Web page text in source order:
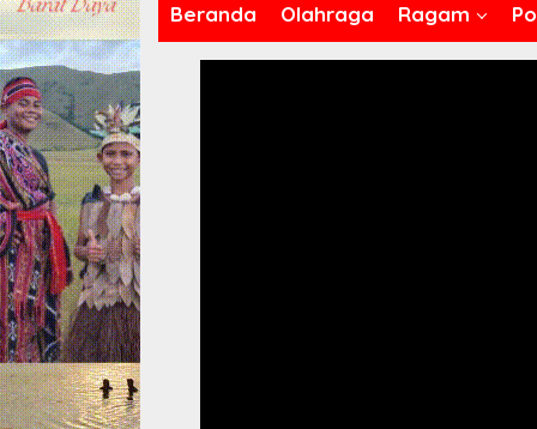
Beranda Olahraga Ragam